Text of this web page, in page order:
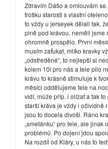
Zdravím Dášo a omlouvám
trošku starosti s vlastní
to vždy u jerseyek dělali tak,
plně pod krávou, neměli jsme
ohromně prospělo. První
musím zaťukat, mlíko kravky
„odstředěné“, to nejlepší si
kolem 10l pro nás a tele pilo
krávu to krásně stimuluje k
měsíci oddělujeme tele na
vidí, může příp. i olízat a tak
starší kráva je vždy i očividně
jsou to docela divoši. Ráno
„smetánku“ pro tele, ale
problémů. Po dojení jdou
Na rozdíl od Kláry, u nás to